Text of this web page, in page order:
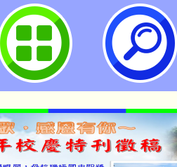
科技中心辦理115
民中學